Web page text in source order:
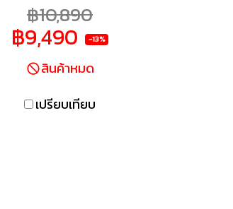
Range (HDR) | สมาร์ททีวี
TV) เพลิดเพลินกับ
มตื่นเต้นของภาพยนตร์และ
มในระดับ HDR ครบทุกราย
ละเอียด ด้วยเสียงใสเป็น
ธรรมชาติบน Google TV
เครื่องนี้
฿10,890
฿9,490 -13%
สินค้าหมด
เปรียบเทียบ